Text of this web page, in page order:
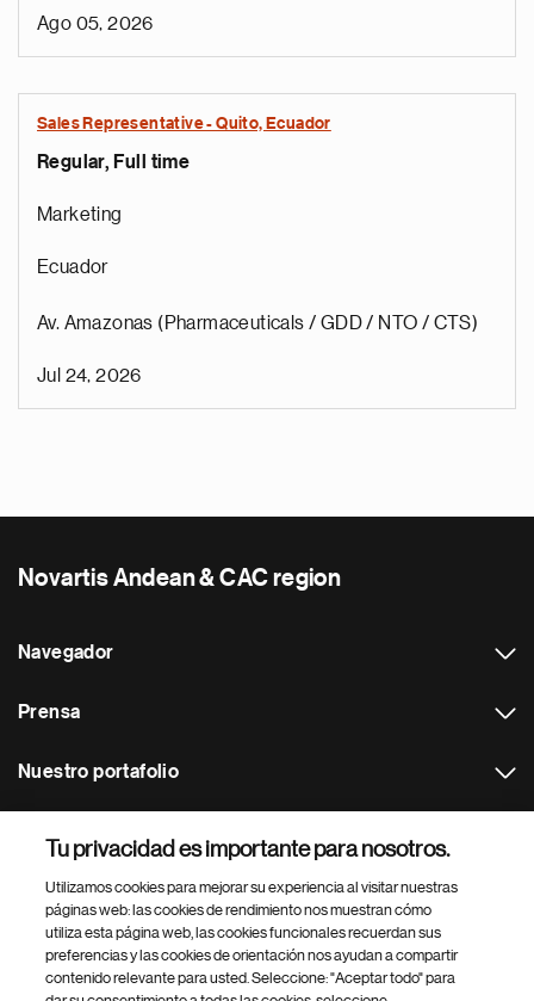
Ago 05, 2026
Sales Representative - Quito, Ecuador
Regular, Full time
Marketing
Ecuador
Av. Amazonas (Pharmaceuticals / GDD / NTO / CTS)
Jul 24, 2026
Novartis Andean & CAC region
Navegador
Prensa
Nuestro portafolio
Footer Site Search
Tu privacidad es importante para nosotros.
Utilizamos cookies para mejorar su experiencia al visitar nuestras
páginas web: las cookies de rendimiento nos muestran cómo
utiliza esta página web, las cookies funcionales recuerdan sus
preferencias y las cookies de orientación nos ayudan a compartir
contenido relevante para usted. Seleccione: "Aceptar todo" para